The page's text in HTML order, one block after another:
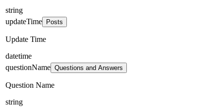
string
updateTime
Posts
Update Time
datetime
questionName Questions and Answers
Question Name
string